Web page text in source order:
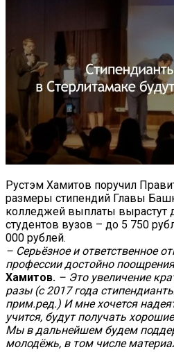
Рустэм Хамитов поручил
размеры стипендий Главы
колледжей выплаты вырастут
студентов вузов – до 5 750
000 рублей.
– Серьёзное и ответственное
профессии достойно
Хамитов. – Это увеличение
разы (с 2017 года
прим.ред.) И мне хочется
учится, будут получать
Мы в дальнейшем будем
молодёжь, в том числе